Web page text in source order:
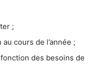
;
cours de l’année ;
des besoins de